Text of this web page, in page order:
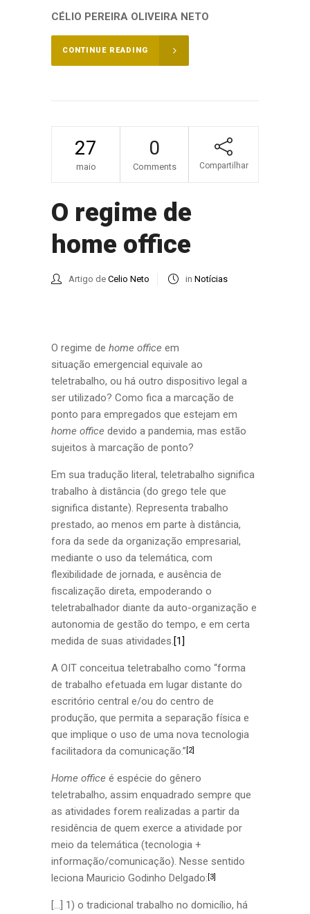
CÉLIO PEREIRA OLIVEIRA NETO
CONTINUE READING
27
maio
0
Comments Compartilhar
O regime de
home office
Artigo de Celio Neto in Notícias
O regime de home office em
situação emergencial equivale ao
teletrabalho, ou há outro dispositivo legal a
ser utilizado? Como fica a marcação de
ponto para empregados que estejam em
home office devido a pandemia, mas estão
sujeitos à marcação de ponto?
Em sua tradução literal, teletrabalho significa
trabalho à distância (do grego tele que
significa distante). Representa trabalho
prestado, ao menos em parte à distância,
fora da sede da organização empresarial,
mediante o uso da telemática, com
flexibilidade de jornada, e ausência de
fiscalização direta, empoderando o
teletrabalhador diante da auto-organização e
autonomia de gestão do tempo, e em certa
medida de suas atividades. [1]
A OIT conceitua teletrabalho como “forma
de trabalho efetuada em lugar distante do
escritório central e/ou do centro de
produção, que permita a separação física e
que implique o uso de uma nova tecnologia
facilitadora da comunicação.” [2]
Home office é espécie do gênero
teletrabalho, assim enquadrado sempre que
as atividades forem realizadas a partir da
residência de quem exerce a atividade por
meio da telemática (tecnologia +
informação/comunicação). Nesse sentido
leciona Mauricio Godinho Delgado: [3]
[…] 1) o tradicional trabalho no domicílio, há